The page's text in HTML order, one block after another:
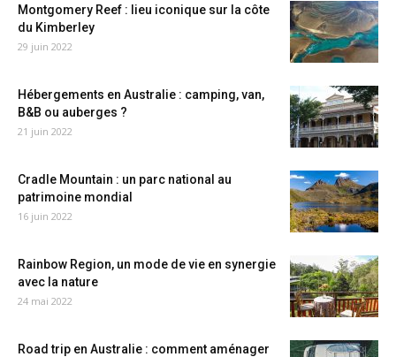
Montgomery Reef : lieu iconique sur la côte
du Kimberley
29 juin 2022
Hébergements en Australie : camping, van,
B&B ou auberges ?
21 juin 2022
Cradle Mountain : un parc national au
patrimoine mondial
16 juin 2022
Rainbow Region, un mode de vie en synergie
avec la nature
24 mai 2022
Road trip en Australie : comment aménager